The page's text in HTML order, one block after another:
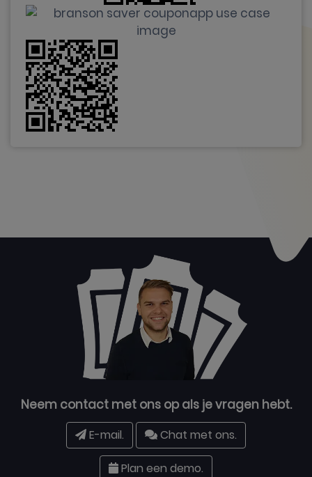
Neem contact met ons op als je vragen hebt.
E-mail. Chat met ons.
Plan een demo.